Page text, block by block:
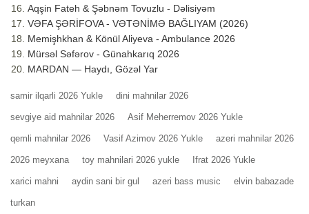
Aqşin Fateh & Şəbnəm Tovuzlu - Dəlisiyəm
VƏFA ŞƏRİFOVA - VƏTƏNİMƏ BAĞLIYAM (2026)
Memişhkhan & Könül Aliyeva - Ambulance 2026
Mürsəl Səfərov - Günahkarıq 2026
MARDAN — Haydı, Gözəl Yar
samir ilqarli 2026 Yukle dini mahnilar 2026
sevgiye aid mahnilar 2026 Asif Meherremov 2026 Yukle
qemli mahnilar 2026 Vasif Azimov 2026 Yukle azeri mahnilar 2026
2026 meyxana toy mahnilari 2026 yukle Ifrat 2026 Yukle
xarici mahni aydin sani bir gul azeri bass music elvin babazade
turkan